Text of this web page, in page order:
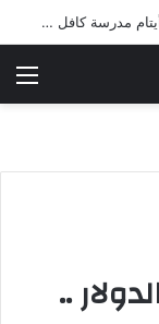
شرطة ميسان تلقي القبض على مطلقي العيارات النارية أثناء تشييع جنائزي في العمارة
..